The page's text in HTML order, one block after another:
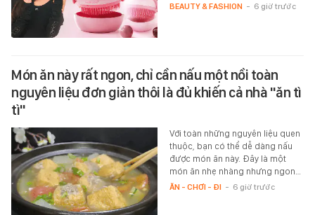
BEAUTY & FASHION - 6 giờ trước
Món ăn này rất ngon, chỉ cần nấu một nồi toàn
nguyên liệu đơn giản thôi là đủ khiến cả nhà "ăn tì
tì"
Với toàn những nguyên liệu quen
thuộc, bạn có thể dễ dàng nấu
được món ăn này. Đây là một
món ăn nhẹ nhàng nhưng ngon…
ĂN - CHƠI - ĐI - 6 giờ trước